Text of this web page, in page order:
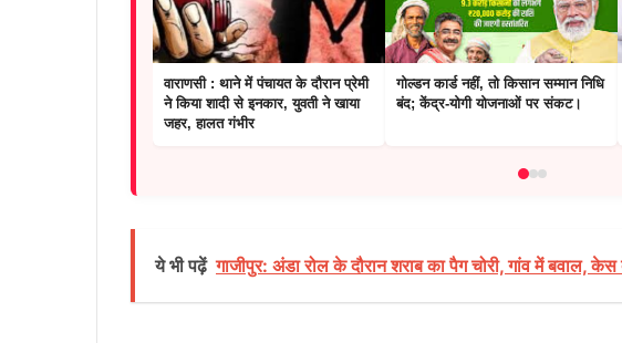
वाराणसी : थाने में पंचायत के दौरान प्रेमी
ने किया शादी से इनकार, युवती ने खाया
जहर, हालत गंभीर
गोल्डन कार्ड नहीं, तो किसान सम्मान निधि
बंद; केंद्र-योगी योजनाओं पर संकट।
ये भी पढ़ें गाजीपुर: अंडा रोल के दौरान शराब का पैग चोरी, गांव में बवाल, केस